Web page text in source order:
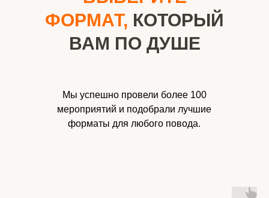
ФОРМАТ, КОТОРЫЙ
ВАМ ПО ДУШЕ
Мы успешно провели более 100
мероприятий и подобрали лучшие
форматы для любого повода.